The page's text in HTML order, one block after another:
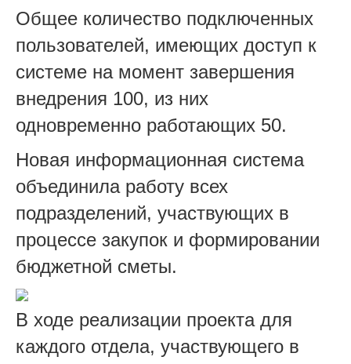
Общее количество подключенных
пользователей, имеющих доступ к
системе на момент завершения
внедрения 100, из них
одновременно работающих 50.
Новая информационная система
объединила работу всех
подразделений, участвующих в
процессе закупок и формировании
бюджетной сметы.
В ходе реализации проекта для
каждого отдела, участвующего в